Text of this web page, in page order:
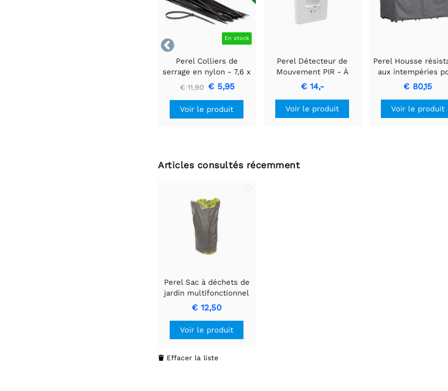
 En stock
Perel Colliers de
serrage en nylon - 7,6 x
400 mm - noir - 100
€ 11,90 € 5,95
Voir le produit
Perel Détecteur de
Mouvement PIR - À
encastrer avec
Détection de
Mouvement & Design
Encastré
€ 14,-
Voir le produit
Perel Housse
aux intempéries
ensemble de
rectangulaire
310x180x95cm
€ 80,15
Voir le produit
Articles consultés récemment
Perel Sac à déchets de
jardin multifonctionnel
en polyéthylène durable
€ 12,50
Voir le produit
 Effacer la liste